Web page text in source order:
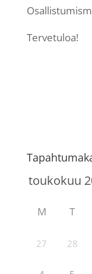
Tervetuloa!
M T
27 28